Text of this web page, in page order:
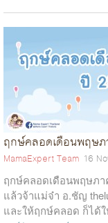
ฤกษ์คลอดเดือนพฤษ
MamaExpert Team 16
ฤกษ์คลอดเดือนพฤษภ
แล้วจ้าแม่จ๋า อ.ชัญ
และให้ฤกษ์คลอด ก็ได้